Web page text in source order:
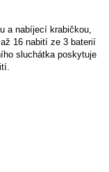
a nabíjecí krabičkou,
16 nabití ze 3 baterií
sluchátka poskytuje